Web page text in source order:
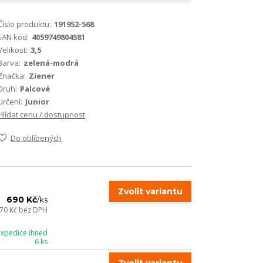
produktu: 191952-568
kód: 4059749804581
3,5
zelená-modrá
Ziener
Palcové
Junior
cenu / dostupnost
Do oblíbených
690 Kč/ks
Kč bez DPH
ihned
6 ks
Zvolit variantu